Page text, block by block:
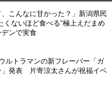
、こんなに甘かった？」新潟県民
くないほど食べる”極上えだまめ
ンで実食
ルトラマンの新フレーバー「ガ
」発表 片寄涼太さんが祝福イベ